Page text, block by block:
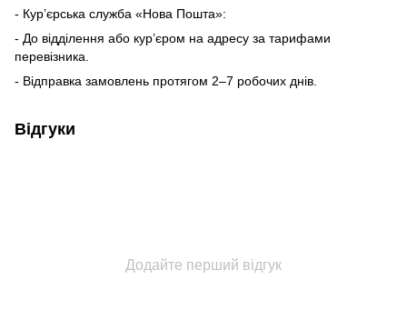
- Кур’єрська служба «Нова Пошта»:
- До відділення або кур’єром на адресу за тарифами
перевізника.
- Відправка замовлень протягом 2–7 робочих днів.
Відгуки
Додайте перший відгук